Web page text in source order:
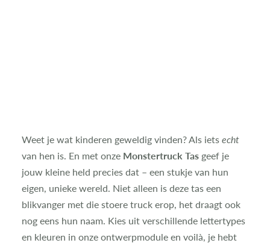
Weet je wat kinderen geweldig vinden? Als iets echt
van hen is. En met onze Monstertruck Tas geef je
jouw kleine held precies dat – een stukje van hun
eigen, unieke wereld. Niet alleen is deze tas een
blikvanger met die stoere truck erop, het draagt ook
nog eens hun naam. Kies uit verschillende lettertypes
en kleuren in onze ontwerpmodule en voilà, je hebt